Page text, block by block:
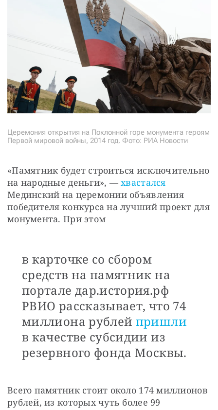
Церемония открытия на Поклонной горе монумента героям
Первой мировой войны, 2014 год. Фото: РИА Новости
«Памятник будет строиться исключительно
на народные деньги», — хвастался
Мединский на церемонии объявления
победителя конкурса на лучший проект для
монумента. При этом
в карточке со сбором
средств на памятник на
портале дар.история.рф
РВИО рассказывает, что 74
миллиона рублей пришли
в качестве субсидии из
резервного фонда Москвы.
Всего памятник стоит около 174 миллионов
рублей, из которых чуть более 99